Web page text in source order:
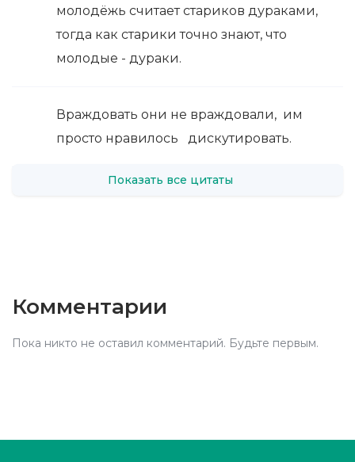
молодёжь считает стариков дураками,
тогда как старики точно знают, что
молодые - дураки.
Враждовать они не враждовали, им
просто нравилось дискутировать.
Показать все цитаты
Комментарии
Пока никто не оставил комментарий. Будьте первым.